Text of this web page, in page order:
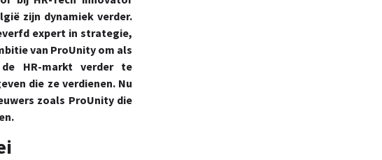
zijn dynamiek verder.
expert in strategie,
van ProUnity om als
HR-markt verder te
die ze verdienen. Nu
zoals ProUnity die